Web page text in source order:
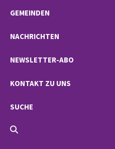
GEMEINDEN
NACHRICHTEN
NEWSLETTER-ABO
KONTAKT ZU UNS
SUCHE